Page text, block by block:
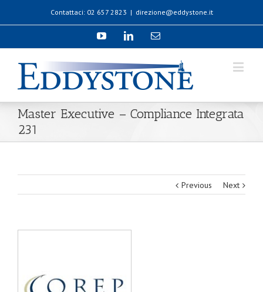
Contattaci: 02 657 2823 | direzione@eddystone.it
Master Executive – Compliance Integrata
231
Previous Next